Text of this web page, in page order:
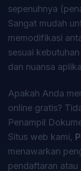
sepenuhnya
Sangat mudah
memodifikasi
sesuai
dan nuansa
Apakah Anda
online gratis?
Penampil
Situs web kami,
menawarkan
pendaftaran atau